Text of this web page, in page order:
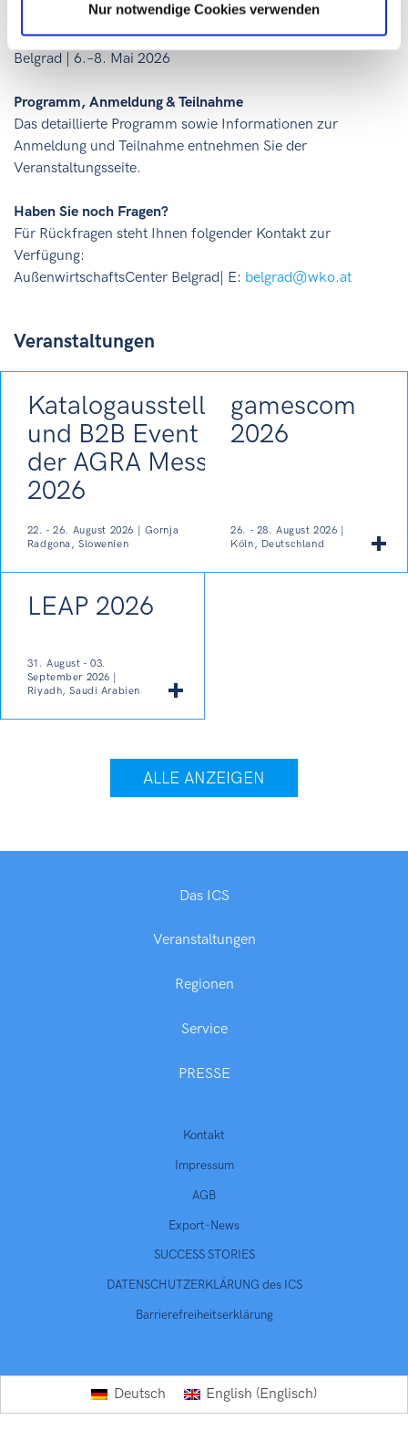
Nur notwendige Cookies verwenden
Wo und wann?
Belgrad | 6.–8. Mai 2026
Programm, Anmeldung & Teilnahme
Das detaillierte Programm sowie Informationen zur
Anmeldung und Teilnahme entnehmen Sie der
Veranstaltungsseite.
Haben Sie noch Fragen?
Für Rückfragen steht Ihnen folgender Kontakt zur
Verfügung:
AußenwirtschaftsCenter Belgrad| E: belgrad@wko.at
Veranstaltungen
Katalogausstellung
und B2B Event auf
der AGRA Messe
2026
22. - 26. August 2026 | Gornja
Radgona, Slowenien
gamescom
2026
26. - 28. August 2026 |
Köln, Deutschland
LEAP 2026
31. August - 03.
September 2026 |
Riyadh, Saudi Arabien
ALLE ANZEIGEN
Das ICS
Veranstaltungen
Regionen
Service
PRESSE
Kontakt
Impressum
AGB
Export-News
SUCCESS STORIES
DATENSCHUTZERKLÄRUNG des ICS
Barrierefreiheitserklärung
Deutsch English (Englisch)